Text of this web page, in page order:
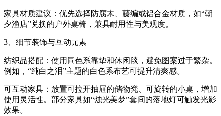
家具材质建议：优先选择防腐木、藤编或铝合金材质，如“朝
夕渔店”兑换的户外桌椅，兼具耐用性与美观度。
3、细节装饰与互动元素
纺织品搭配：使用同色系靠垫和休闲毯，避免图案过于繁杂。
例如，“纯白之泪”主题的白色系布艺可提升清爽感。
可互动家具：放置可拉开抽屉的储物凳、可旋转的小桌，增加
使用灵活性。部分家具如“烛光美梦”套间的落地灯可触发光影
效果。